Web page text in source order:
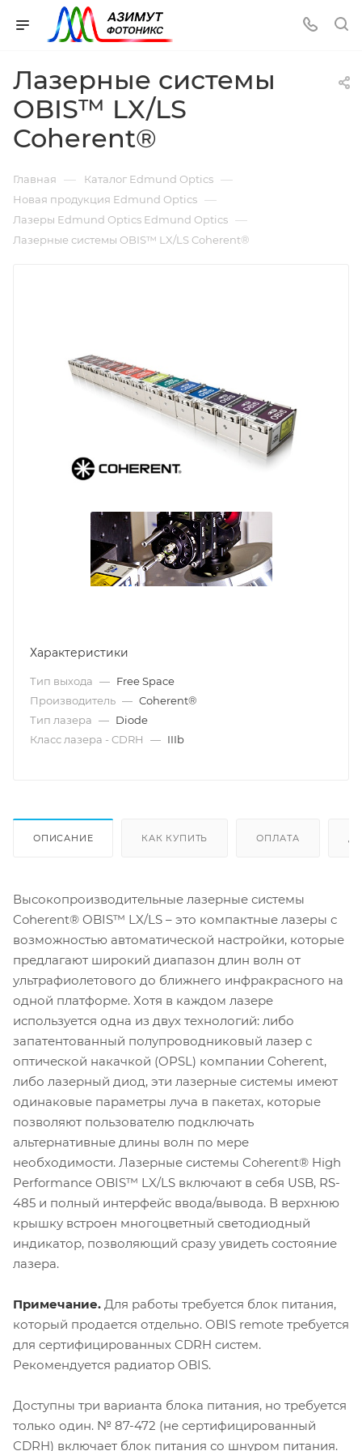
Лазерные системы
OBIS™ LX/LS
Coherent®
Главная — Каталог Edmund Optics —
Новая продукция Edmund Optics —
Лазеры Edmund Optics Edmund Optics —
Лазерные системы OBIS™ LX/LS Coherent®
Характеристики
Тип выхода — Free Space
Производитель — Coherent®
Тип лазера — Diode
Класс лазера - CDRH
— IIIb
ОПИСАНИЕ КАК КУПИТЬ ОПЛАТА
Высокопроизводительные лазерные системы
Coherent® OBIS™ LX/LS – это компактные лазеры с
возможностью автоматической настройки, которые
предлагают широкий диапазон длин волн от
ультрафиолетового до ближнего инфракрасного на
одной платформе. Хотя в каждом лазере
используется одна из двух технологий: либо
запатентованный полупроводниковый лазер с
оптической накачкой (OPSL) компании Coherent,
либо лазерный диод, эти лазерные системы имеют
одинаковые параметры луча в пакетах, которые
позволяют пользователю подключать
альтернативные длины волн по мере
необходимости. Лазерные системы Coherent® High
Performance OBIS™ LX/LS включают в себя USB, RS-
485 и полный интерфейс ввода/вывода. В верхнюю
крышку встроен многоцветный светодиодный
индикатор, позволяющий сразу увидеть состояние
лазера.
Примечание. Для работы требуется блок питания,
который продается отдельно. OBIS remote требуется
для сертифицированных CDRH систем.
Рекомендуется радиатор OBIS.
Доступны три варианта блока питания, но требуется
только один. № 87-472 (не сертифицированный
CDRH) включает блок питания со шнуром питания.